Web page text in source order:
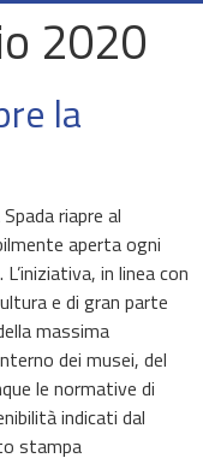
2020
la
riapre al
aperta ogni
in linea con
e di gran parte
massima
dei musei, del
le normative di
indicati dal
stampa